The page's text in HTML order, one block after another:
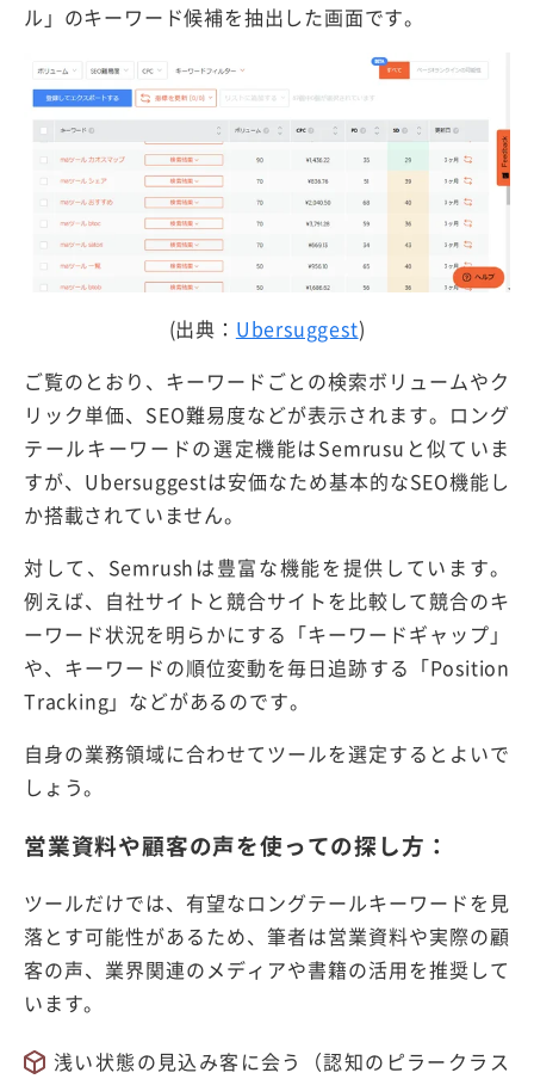
ル」のキーワード候補を抽出した画面です。
(出典： Ubersuggest)
ご覧のとおり、キーワードごとの検索ボリュームやク
リック単価、SEO難易度などが表示されます。ロング
テールキーワードの選定機能はSemrusuと似ていま
すが、Ubersuggestは安価なため基本的なSEO機能し
か搭載されていません。
対して、Semrushは豊富な機能を提供しています。
例えば、自社サイトと競合サイトを比較して競合のキ
ーワード状況を明らかにする「キーワードギャップ」
や、キーワードの順位変動を毎日追跡する「Position
Tracking」などがあるのです。
自身の業務領域に合わせてツールを選定するとよいで
しょう。
営業資料や顧客の声を使っての探し方：
ツールだけでは、有望なロングテールキーワードを見
落とす可能性があるため、筆者は営業資料や実際の顧
客の声、業界関連のメディアや書籍の活用を推奨して
います。
浅い状態の見込み客に会う（認知のピラークラス